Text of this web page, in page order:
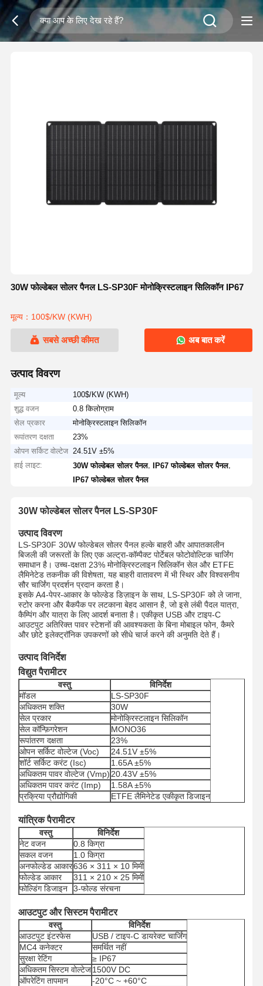
30W फोल्डेबल सोलर पैनल LS-SP30F मोनोक्रिस्टलाइन सिलिकॉन IP67
मूल्य：100$/KW (KWH)
सबसे अच्छी कीमत अब बात करें
उत्पाद विवरण
मूल्य
100$/KW (KWH)
शुद्ध वजन
0.8 किलोग्राम
सेल प्रकार
मोनोक्रिस्टलाइन सिलिकॉन
रूपांतरण दक्षता
23%
ओपन सर्किट वोल्टेज 24.51V ±5%
हाई लाइट:
30W फोल्डेबल सोलर पैनल, IP67 फोल्डेबल सोलर पैनल,
IP67 फोल्डेबल सोलर पैनल
30W फोल्डेबल सोलर पैनल LS-SP30F
उत्पाद विवरण
LS-SP30F 30W फोल्डेबल सोलर पैनल हल्के बाहरी और आपातकालीन
बिजली की जरूरतों के लिए एक अल्ट्रा-कॉम्पैक्ट पोर्टेबल फोटोवोल्टिक चार्जिंग
समाधान है। उच्च-दक्षता 23% मोनोक्रिस्टलाइन सिलिकॉन सेल और ETFE
लैमिनेटेड तकनीक की विशेषता, यह बाहरी वातावरण में भी स्थिर और विश्वसनीय
सौर चार्जिंग प्रदर्शन प्रदान करता है।
इसके A4-पेपर-आकार के फोल्डेड डिज़ाइन के साथ, LS-SP30F को ले जाना,
स्टोर करना और बैकपैक पर लटकाना बेहद आसान है, जो इसे लंबी पैदल यात्रा,
कैम्पिंग और यात्रा के लिए आदर्श बनाता है। एकीकृत USB और टाइप-C
आउटपुट अतिरिक्त पावर स्टेशनों की आवश्यकता के बिना मोबाइल फोन, कैमरे
और छोटे इलेक्ट्रॉनिक उपकरणों को सीधे चार्ज करने की अनुमति देते हैं।
उत्पाद विनिर्देश
विद्युत पैरामीटर
वस्तु
विनिर्देश
मॉडल
LS-SP30F
अधिकतम शक्ति
30W
सेल प्रकार
मोनोक्रिस्टलाइन सिलिकॉन
सेल कॉन्फ़िगरेशन
MONO36
रूपांतरण दक्षता
23%
ओपन सर्किट वोल्टेज (Voc)
24.51V ±5%
शॉर्ट सर्किट करंट (Isc)
1.65A ±5%
अधिकतम पावर वोल्टेज (Vmp) 20.43V ±5%
अधिकतम पावर करंट (Imp)
1.58A ±5%
प्रक्रिया प्रौद्योगिकी
ETFE लैमिनेटेड एकीकृत डिजाइन
यांत्रिक पैरामीटर
वस्तु
विनिर्देश
नेट वजन
0.8 किग्रा
सकल वजन
1.0 किग्रा
अनफोल्डेड आकार636 × 311 × 10 मिमी
फोल्डेड आकार
311 × 210 × 25 मिमी
फोल्डिंग डिजाइन
3-फोल्ड संरचना
आउटपुट और सिस्टम पैरामीटर
वस्तु
विनिर्देश
आउटपुट इंटरफेस
USB / टाइप-C डायरेक्ट चार्जिंग
MC4 कनेक्टर
समर्थित नहीं
सुरक्षा रेटिंग
≥ IP67
अधिकतम सिस्टम वोल्टेज1500V DC
ऑपरेटिंग तापमान
-20°C ~ +60°C